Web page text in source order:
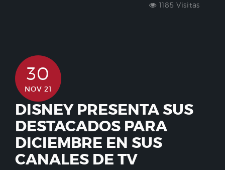
1185 Visitas
30
NOV 21
DISNEY PRESENTA SUS
DESTACADOS PARA
DICIEMBRE EN SUS
CANALES DE TV